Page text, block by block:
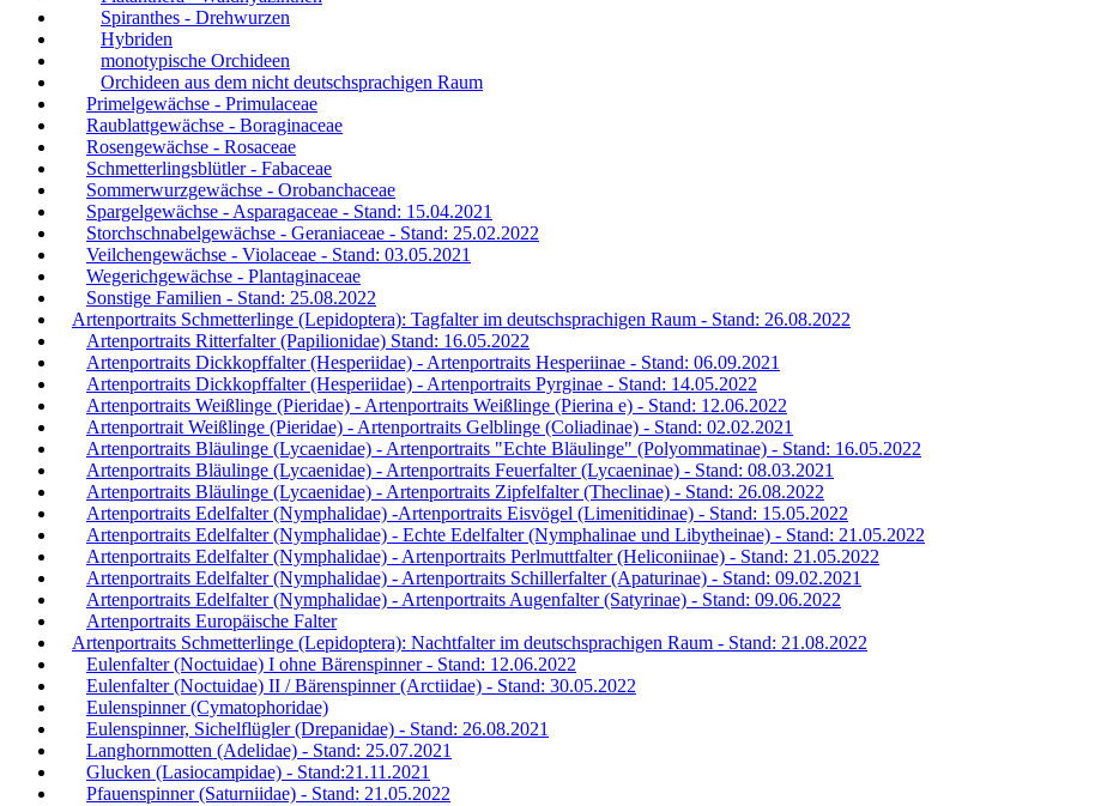
Spiranthes - Drehwurzen
Hybriden
monotypische Orchideen
Orchideen aus dem nicht deutschsprachigen Raum
Primelgewächse - Primulaceae
Raublattgewächse - Boraginaceae
Rosengewächse - Rosaceae
Schmetterlingsblütler - Fabaceae
Sommerwurzgewächse - Orobanchaceae
Spargelgewächse - Asparagaceae - Stand: 15.04.2021
Storchschnabelgewächse - Geraniaceae - Stand: 25.02.2022
Veilchengewächse - Violaceae - Stand: 03.05.2021
Wegerichgewächse - Plantaginaceae
Sonstige Familien - Stand: 25.08.2022
Artenportraits Schmetterlinge (Lepidoptera): Tagfalter im deutschsprachigen Raum - Stand: 26.08.2022
Artenportraits Ritterfalter (Papilionidae) Stand: 16.05.2022
Artenportraits Dickkopffalter (Hesperiidae) - Artenportraits Hesperiinae - Stand: 06.09.2021
Artenportraits Dickkopffalter (Hesperiidae) - Artenportraits Pyrginae - Stand: 14.05.2022
Artenportraits Weißlinge (Pieridae) - Artenportraits Weißlinge (Pierina e) - Stand: 12.06.2022
Artenportrait Weißlinge (Pieridae) - Artenportraits Gelblinge (Coliadinae) - Stand: 02.02.2021
Artenportraits Bläulinge (Lycaenidae) - Artenportraits "Echte Bläulinge" (Polyommatinae) - Stand: 16.05.2022
Artenportraits Bläulinge (Lycaenidae) - Artenportraits Feuerfalter (Lycaeninae) - Stand: 08.03.2021
Artenportraits Bläulinge (Lycaenidae) - Artenportraits Zipfelfalter (Theclinae) - Stand: 26.08.2022
Artenportraits Edelfalter (Nymphalidae) -Artenportraits Eisvögel (Limenitidinae) - Stand: 15.05.2022
Artenportraits Edelfalter (Nymphalidae) - Echte Edelfalter (Nymphalinae und Libytheinae) - Stand: 21.05.2022
Artenportraits Edelfalter (Nymphalidae) - Artenportraits Perlmuttfalter (Heliconiinae) - Stand: 21.05.2022
Artenportraits Edelfalter (Nymphalidae) - Artenportraits Schillerfalter (Apaturinae) - Stand: 09.02.2021
Artenportraits Edelfalter (Nymphalidae) - Artenportraits Augenfalter (Satyrinae) - Stand: 09.06.2022
Artenportraits Europäische Falter
Artenportraits Schmetterlinge (Lepidoptera): Nachtfalter im deutschsprachigen Raum - Stand: 21.08.2022
Eulenfalter (Noctuidae) I ohne Bärenspinner - Stand: 12.06.2022
Eulenfalter (Noctuidae) II / Bärenspinner (Arctiidae) - Stand: 30.05.2022
Eulenspinner (Cymatophoridae)
Eulenspinner, Sichelflügler (Drepanidae) - Stand: 26.08.2021
Langhornmotten (Adelidae) - Stand: 25.07.2021
Glucken (Lasiocampidae) - Stand:21.11.2021
Pfauenspinner (Saturniidae) - Stand: 21.05.2022